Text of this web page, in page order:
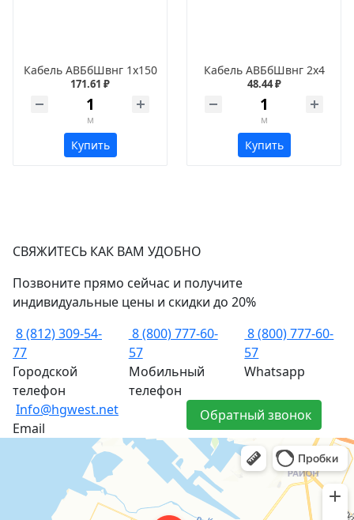
Кабель АВБбШвнг 1х150
171.61 ₽
м
Купить
Кабель АВБбШвнг 2х4
48.44 ₽
м
Купить
СВЯЖИТЕСЬ КАК ВАМ УДОБНО
Позвоните прямо сейчас и получите
индивидуальные цены и скидки до 20%
8 (812) 309-54-
77
Городской
телефон
8 (800) 777-60-
57
Мобильный
телефон
8 (800) 777-60-
57
Whatsapp
Info@hgwest.net
Email
Обратный звонок